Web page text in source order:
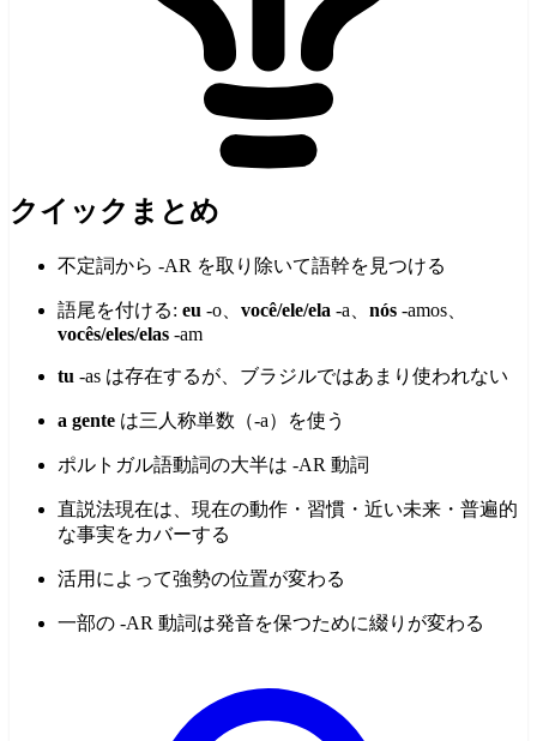
クイックまとめ
不定詞から -AR を取り除いて語幹を見つける
語尾を付ける: eu -o、 você/ele/ela -a、 nós -amos、
vocês/eles/elas -am
tu -as は存在するが、ブラジルではあまり使われない
a gente は三人称単数（-a）を使う
ポルトガル語動詞の大半は -AR 動詞
直説法現在は、現在の動作・習慣・近い未来・普遍的
な事実をカバーする
活用によって強勢の位置が変わる
一部の -AR 動詞は発音を保つために綴りが変わる